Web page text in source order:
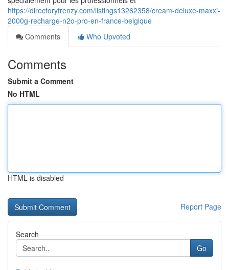
https://directoryfrenzy.com/listings13262358/cream-deluxe-maxxi-
2000g-recharge-n2o-pro-en-france-belgique
Comments
Who Upvoted
Comments
Submit a Comment
No HTML
HTML is disabled
Report Page
Search
Go